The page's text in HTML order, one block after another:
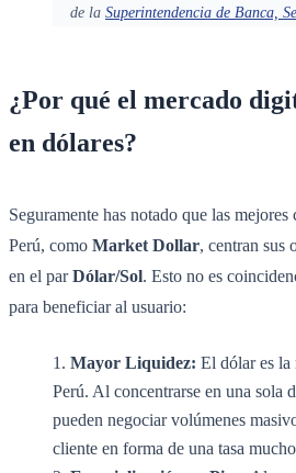
de la Superintendencia de Banca,
¿Por qué el mercado
en dólares?
Seguramente has notado que las
Perú, como Market Dollar, centran sus
en el parDólar/Sol. Esto no es
para beneficiar al usuario:
Mayor Liquidez: El dólar es la
Perú. Al concentrarse en una sola
pueden negociar volúmenes
cliente en forma de una tasa